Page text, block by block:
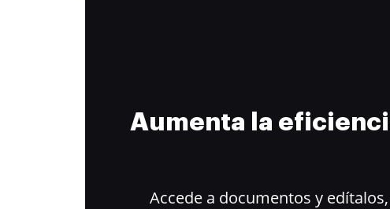
Aumenta la
Accede a documentos y